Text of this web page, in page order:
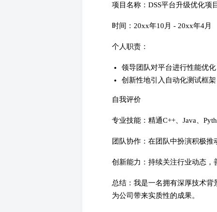
项目名称：DSS平台升级优化项
时间：20xx年10月 - 20xx年4月
个人职责：
领导团队对平台进行性能优
创新性地引入自动化测试框
自我评价
专业技能：精通C++、Java、
团队协作：在团队中扮演积极
创新能力：持续关注行业动态
总结：我是一名拥有深厚技术
为公司带来实质性的成果。